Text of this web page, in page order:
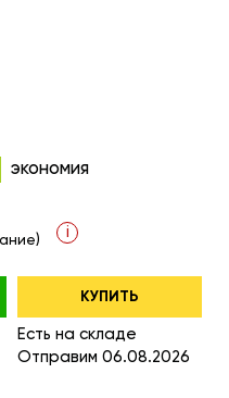
экономия
i
КУПИТЬ
Есть на складе
Отправим 06.08.2026